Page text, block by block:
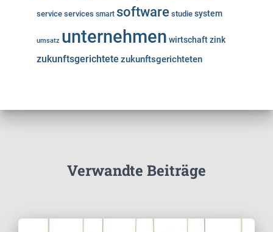
service services smart software studie system
umsatz unternehmen wirtschaftzink
zukunftsgerichtete zukunftsgerichteten
Verwandte Beiträge